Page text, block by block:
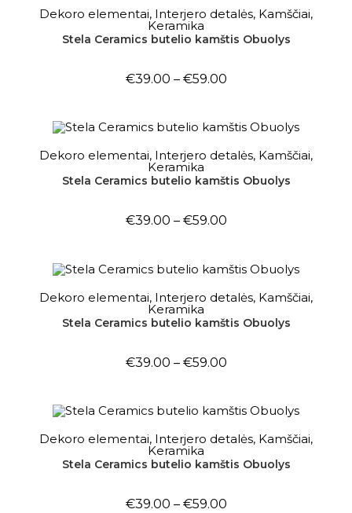
PASIRINKTI SAVYBES
Dekoro elementai, Interjero detalės, Kamščiai,
Keramika
Stela Ceramics butelio kamštis Obuolys
€39.00 – €59.00
PASIRINKTI SAVYBES
Dekoro elementai, Interjero detalės, Kamščiai,
Keramika
Stela Ceramics butelio kamštis Obuolys
€39.00 – €59.00
PASIRINKTI SAVYBES
Dekoro elementai, Interjero detalės, Kamščiai,
Keramika
Stela Ceramics butelio kamštis Obuolys
€39.00 – €59.00
PASIRINKTI SAVYBES
Dekoro elementai, Interjero detalės, Kamščiai,
Keramika
Stela Ceramics butelio kamštis Obuolys
€39.00 – €59.00